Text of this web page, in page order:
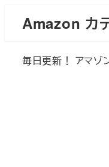
Amazon カ
毎日更新！ アマゾ